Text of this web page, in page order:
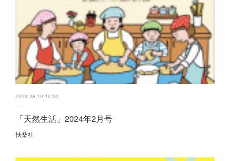
2024.08.19 15:00
「天然生活」2024年2月号
扶桑社